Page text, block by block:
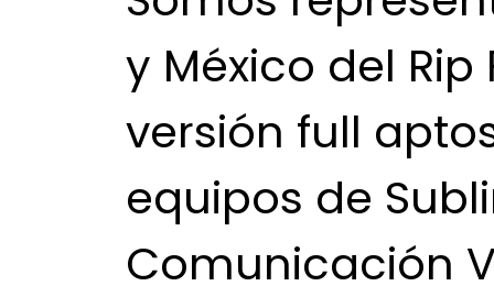
y México del
versión full
equipos de
Comunicación